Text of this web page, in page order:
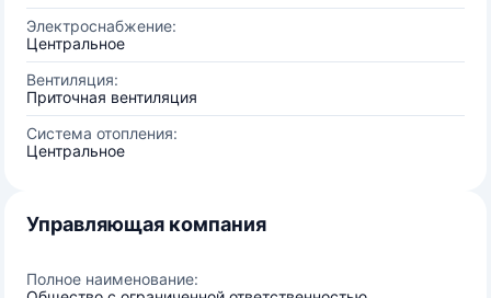
Электроснабжение:
Центральное
Вентиляция:
Приточная вентиляция
Система отопления:
Центральное
Управляющая компания
Полное наименование: